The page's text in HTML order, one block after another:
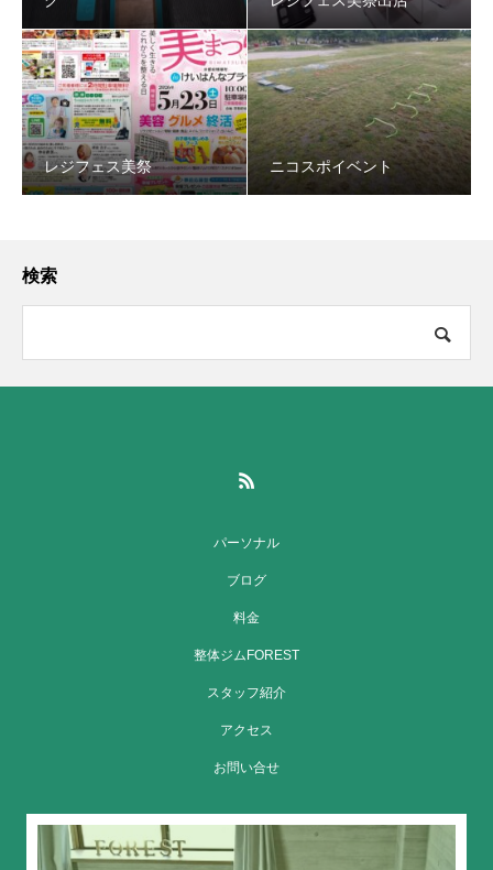
レジフェス美祭 ニコスポイベント
検索
パーソナル
ブログ
料金
整体ジムFOREST
スタッフ紹介
アクセス
お問い合せ